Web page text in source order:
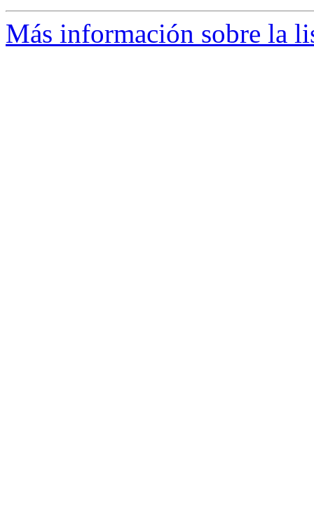
Más información sobre la